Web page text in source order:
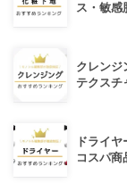
ス・敏感
クレンジ
テクスチ
ドライ
コスパ商